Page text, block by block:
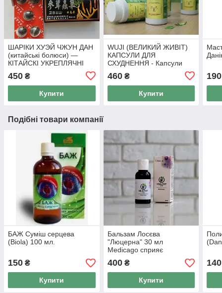
ШАРІКИ ХУЭЙ ЧЖУН ДАН
(китайські болюси) —
КІТАЙСКІ УКРЕПЛЯЧНІ
ПІЛЮЛІ ДЛЯ ТРОЖЧИН, 5
пілюль по 3 г
450 ₴
Купити
WUJI (ВЕЛИКИЙ ЖИВІТ)
КАПСУЛИ ДЛЯ
СХУДНЕННЯ - Капсули
для схуднення Тянь Ву, 50
капс
460₴
Купити
190
Подібні товари компанії
БАЖ Суміш серцева
(Biola) 100 мл.
150 ₴
Купити
Бальзам Лосєва
"Люцерна" 30 мл
Medicago сприяє
регенерації клітин печінки
та допомагає виведенню
токсинів.
400₴
Купити
140